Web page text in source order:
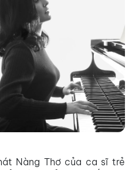
Nàng Thơ của ca sĩ trẻ